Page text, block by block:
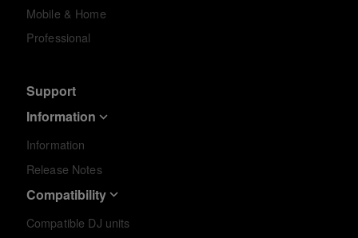
Mobile & Home
Professional
Support
Information
Information
Release Notes
Compatibility
Compatible DJ units